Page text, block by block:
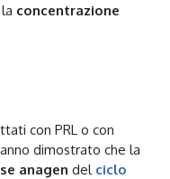
concentrazione
con PRL o con
dimostrato che la
anagen del ciclo